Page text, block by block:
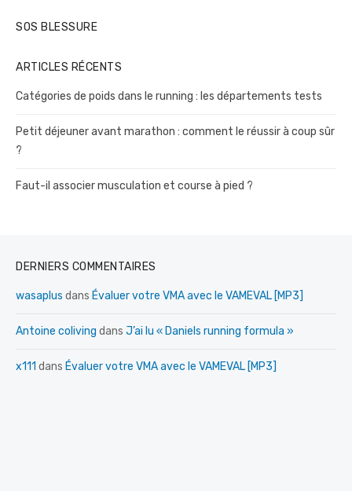
SOS BLESSURE
ARTICLES RÉCENTS
Catégories de poids dans le running : les départements tests
Petit déjeuner avant marathon : comment le réussir à coup sûr
?
Faut-il associer musculation et course à pied ?
DERNIERS COMMENTAIRES
wasaplus dans Évaluer votre VMA avec le VAMEVAL [MP3]
Antoine coliving dans J’ai lu « Daniels running formula »
x111 dans Évaluer votre VMA avec le VAMEVAL [MP3]